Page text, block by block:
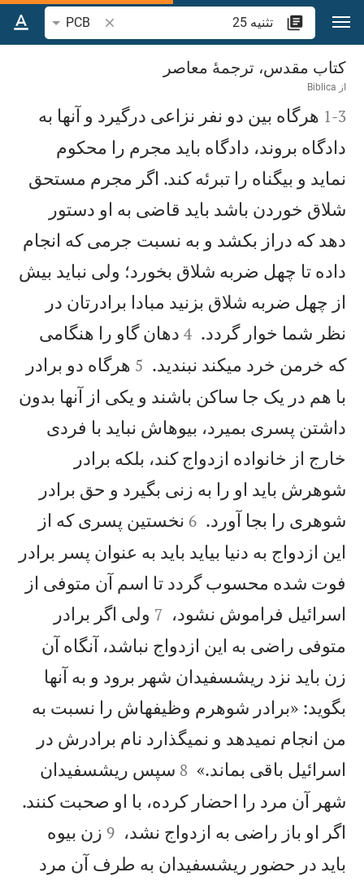
پرش به محتوا
جستجوی آیه یا
PCB
تثنيه 25
کتاب مقدس، ترجمۀ معاصر
از Biblica

1-3
هرگاه بين دو نفر نزاعی درگيرد و آنها به
دادگاه بروند، دادگاه بايد مجرم را محكوم
نمايد و بیگناه را تبرئه كند. اگر مجرم مستحق
شلاق خوردن باشد بايد قاضی به او دستور
دهد كه دراز بكشد و به نسبت جرمی كه انجام
داده تا چهل ضربه شلاق بخورد؛ ولی نبايد بيش
از چهل ضربه شلاق بزنيد مبادا برادرتان در
نظر شما خوار گردد. 

4 دهان گاو را هنگامی
كه خرمن خرد میكند نبنديد. 

5 هرگاه دو برادر
با هم در يک جا ساكن باشند و يكی از آنها بدون
داشتن پسری بميرد، بيوهاش نبايد با فردی
خارج از خانواده ازدواج كند، بلكه برادر
شوهرش بايد او را به زنی بگيرد و حق برادر
شوهری را بجا آورد. 

6 نخستين پسری كه از
اين ازدواج به دنیا بيايد بايد به عنوان پسر برادر
فوت شده محسوب گردد تا اسم آن متوفی از
اسرائيل فراموش نشود، 

7 ولی اگر برادر
متوفی راضی به اين ازدواج نباشد، آنگاه آن
زن بايد نزد ريشسفيدان شهر برود و به آنها
بگويد: «برادر شوهرم وظيفهاش را نسبت به
من انجام نمیدهد و نمیگذارد نام برادرش در
اسرائيل باقی بماند.»

8 سپس ريشسفيدان
شهر آن مرد را احضار كرده، با او صحبت كنند.
اگر او باز راضی به ازدواج نشد، 

9 زن بيوه
بايد در حضور ريشسفيدان به طرف آن مرد